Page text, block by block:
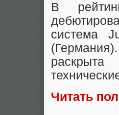
В
система
Читать